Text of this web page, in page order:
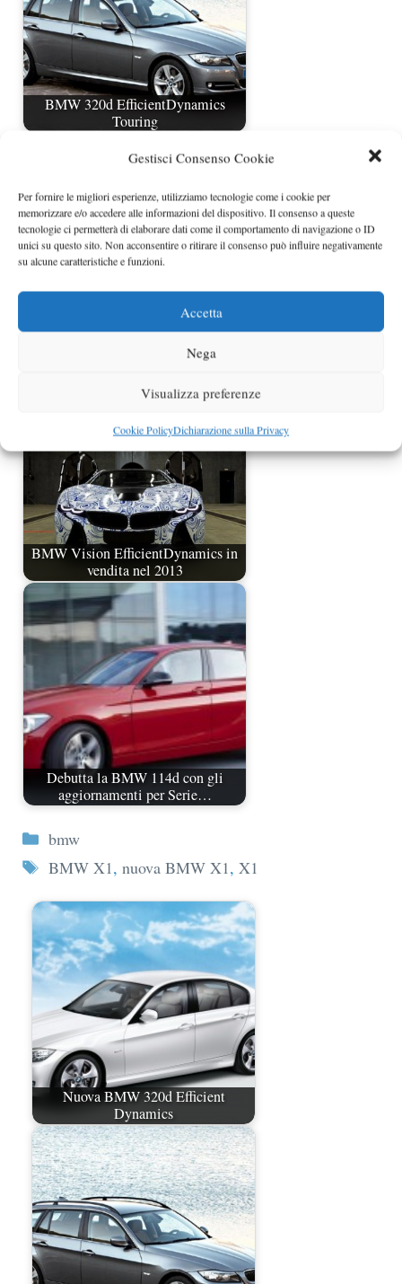
Gestisci Consenso Cookie
Per fornire le migliori esperienze, utilizziamo tecnologie come i cookie per
memorizzare e/o accedere alle informazioni del dispositivo. Il consenso a queste
tecnologie ci permetterà di elaborare dati come il comportamento di navigazione o ID
unici su questo sito. Non acconsentire o ritirare il consenso può influire negativamente
su alcune caratteristiche e funzioni.
Accetta
Nega
Visualizza preferenze
Cookie PolicyDichiarazione sulla Privacy
BMW 320d EfficientDynamics
Touring
BMW X1 restyling rivelata
BMW Vision EfficientDynamics in
vendita nel 2013
Debutta la BMW 114d con gli
aggiornamenti per Serie…
Categorie
bmw
Tag
BMW X1, nuova BMW X1, X1
Nuova BMW 320d Efficient
Dynamics